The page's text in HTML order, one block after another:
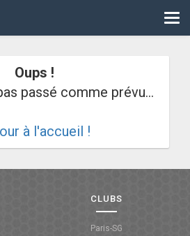
Oups !
passé comme prévu...
à l'accueil !
CLUBS
Paris-SG